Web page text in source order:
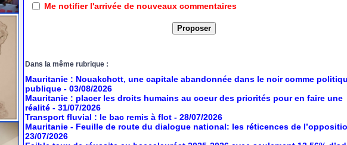
Me notifier l'arrivée de nouveaux commentaires
Dans la même rubrique :
Mauritanie : Nouakchott, une capitale abandonnée dans le noir comme
publique - 03/08/2026
Mauritanie : placer les droits humains au coeur des priorités pour en faire une
réalité - 31/07/2026
Transport fluvial : le bac remis à flot - 28/07/2026
Mauritanie - Feuille de route du dialogue national: les réticences de
23/07/2026